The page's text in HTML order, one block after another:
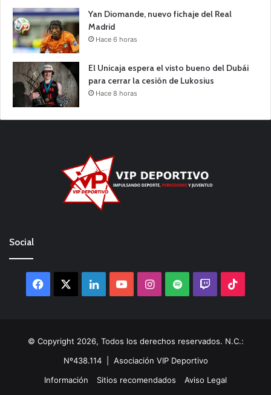
Yan Diomande, nuevo fichaje del Real
Madrid
Hace 6 horas
El Unicaja espera el visto bueno del Dubái
para cerrar la cesión de Lukosius
Hace 8 horas
Social
Facebook LinkedInYouTubeInstagram
Spotify Twitch
© Copyright 2026, Todos los derechos reservados. N.C.:
Nº438.114 | Asociación VIP Deportivo
Información
Sitios recomendados
Aviso Legal